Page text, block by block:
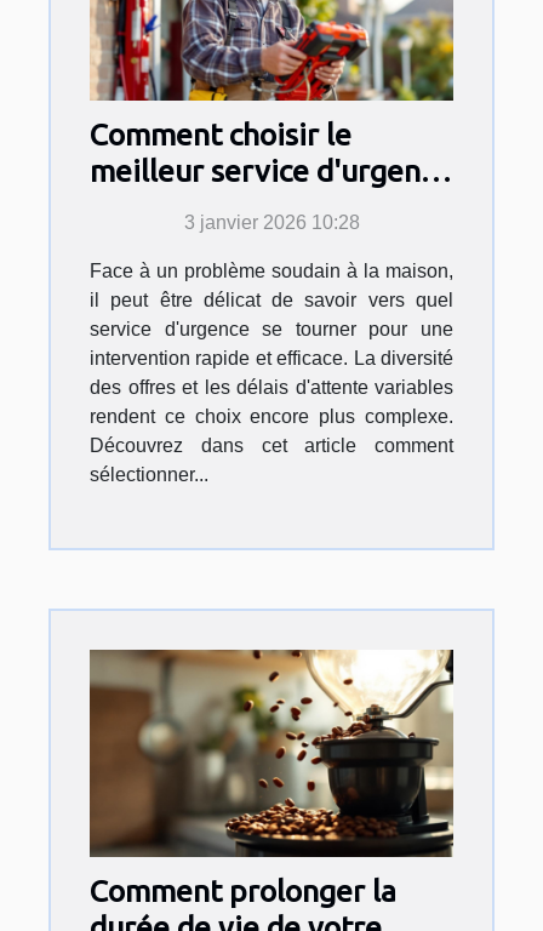
Comment choisir le
meilleur service d'urgence
pour vos travaux
domestiques ?
3 janvier 2026 10:28
Face à un problème soudain à la maison,
il peut être délicat de savoir vers quel
service d'urgence se tourner pour une
intervention rapide et efficace. La diversité
des offres et les délais d'attente variables
rendent ce choix encore plus complexe.
Découvrez dans cet article comment
sélectionner...
Comment prolonger la